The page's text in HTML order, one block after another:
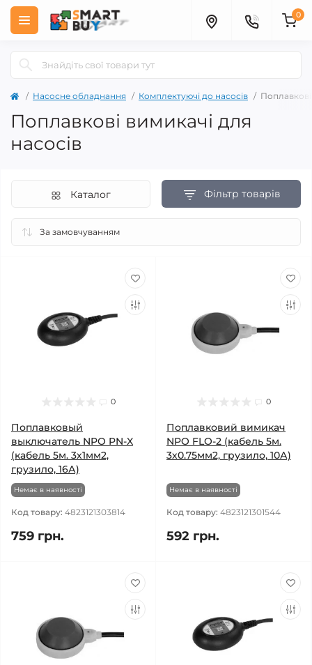
0
Насосне обладнання Комплектуючі до насосів
Поплавкові вимикачі для
насосів
Фільтр товарів
Каталог
0
Поплавковый
выключатель NPO PN-X
(кабель 5м. 3х1мм2,
грузило, 16А)
Немає в наявності
Код товару: 4823121303814
759 грн.
0
Поплавковий вимикач
NPO FLO-2 (кабель 5м.
3х0.75мм2, грузило, 10А)
Немає в наявності
Код товару: 4823121301544
592 грн.